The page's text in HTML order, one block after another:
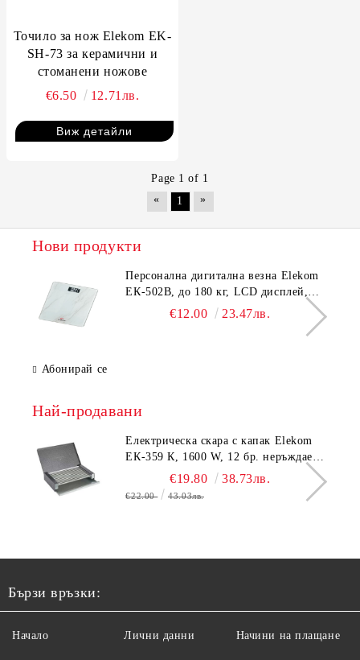
Точило за нож Elekom EK-
SH-73 за керамични и
стоманени ножове
€6.50
12.71лв.
Виж детайли
Page 1 of 1
«
1 »
Нови продукти
Персонална дигитална везна Elekom
ЕК-502B, до 180 кг, LCD дисплей,
Темперирано стъкло - 6.0 мм,
€12.00 23.47лв.
Абонирай се
Най-продавани
Електрическа скара с капак Elekom
ЕК-359 К, 1600 W, 12 бр. неръждаеми
тръбни нагревятеля
€19.80 38.73лв.
€22.00 43.03лв.
Бързи връзки:
Начало Лични данни Начини на плащане